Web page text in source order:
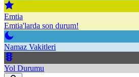
Emtia
Emtia'larda son durum!
Namaz Vakitleri
Yol Durumu